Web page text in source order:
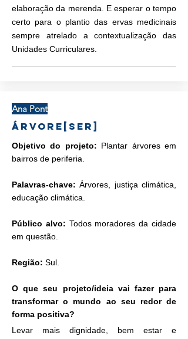
elaboração da merenda. E esperar o tempo
certo para o plantio das ervas medicinais
sempre atrelado a contextualização das
Unidades Curriculares.
Ana Pont
Árvore[ser]
Objetivo do projeto: Plantar árvores em
bairros de periferia.
Palavras-chave:Árvores, justiça climática,
educação climática.
Público alvo: Todos moradores da cidade
em questão.
Região: Sul.
O que seu projeto/ideia vai fazer para
transformar o mundo ao seu redor de
forma positiva?
Levar mais dignidade, bem estar e